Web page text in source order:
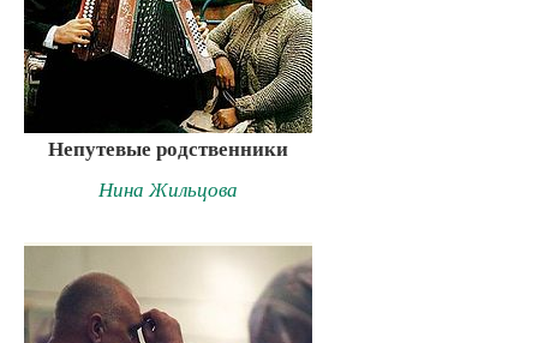
Непутевые родственники
Нина Жильцова